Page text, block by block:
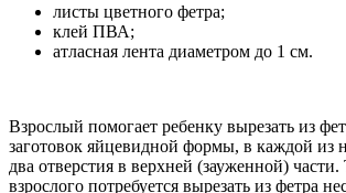
листы цветного фетра;
клей ПВА;
атласная лента диаметром до 1 см.
Взрослый помогает ребенку вырезать из
заготовок яйцевидной формы, в каждой из
два отверстия в верхней (зауженной)
взрослого потребуется вырезать из фетра